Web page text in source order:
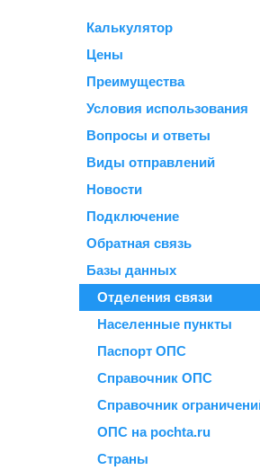
Калькулятор
Цены
Преимущества
Условия использования
Вопросы и ответы
Виды отправлений
Новости
Подключение
Обратная связь
Базы данных
Отделения связи
Населенные пункты
Паспорт ОПС
Справочник ОПС
Справочник
ОПС на pochta.ru
Страны